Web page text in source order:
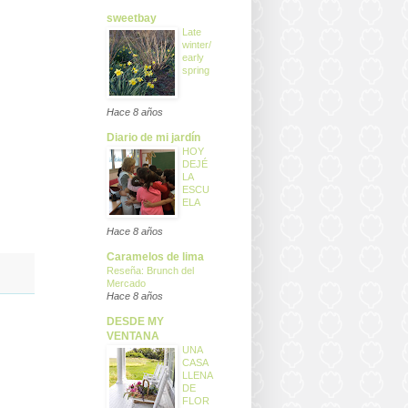
sweetbay
Late
winter/
early
spring
Hace 8 años
Diario de mi jardín
HOY
DEJÉ
LA
ESCU
ELA
Hace 8 años
Caramelos de lima
Reseña: Brunch del
Mercado
Hace 8 años
DESDE MY
VENTANA
UNA
CASA
LLENA
DE
FLOR